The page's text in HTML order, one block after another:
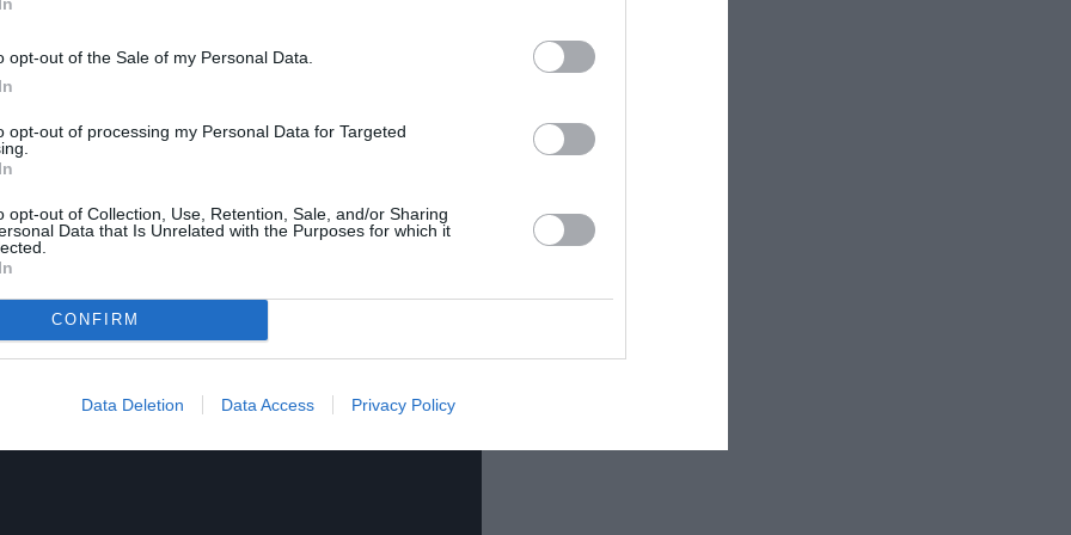
opt-out of the Sale of my Personal Data.
opt-out of processing my Personal Data for Targeted
opt-out of Collection, Use, Retention, Sale, and/or Sharing
Data that Is Unrelated with the Purposes for which it
CONFIRM
Data Deletion Data Access Privacy Policy
Νικόλ Κίντμαν που καθόταν δίπλα του,
το». Βέβαια, η Νικόλ έσπευσε να
οι κόρες της δεν της επιτρέπουν να μιλά για
«Δεν μου επιτρέπεται να μιλάω
μαθαίνουν τι λέω. Είμαι πολύ
πολύ να μπορώ να μιλήσω για εκείνα,